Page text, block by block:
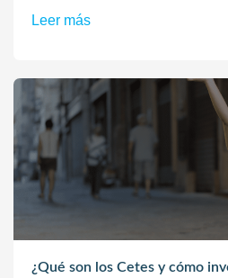
Leer más
¿Qué son los Cetes y cómo